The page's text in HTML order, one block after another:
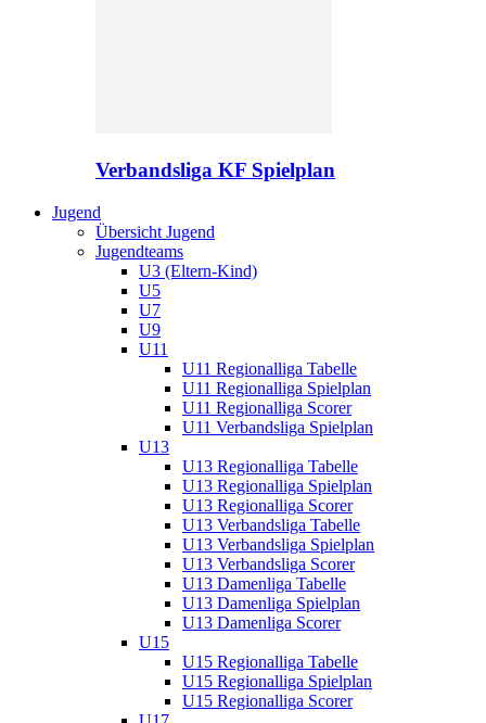
Verbandsliga KF Spielplan
Jugend
Übersicht Jugend
Jugendteams
U3 (Eltern-Kind)
U5
U7
U9
U11
U11 Regionalliga Tabelle
U11 Regionalliga Spielplan
U11 Regionalliga Scorer
U11 Verbandsliga Spielplan
U13
U13 Regionalliga Tabelle
U13 Regionalliga Spielplan
U13 Regionalliga Scorer
U13 Verbandsliga Tabelle
U13 Verbandsliga Spielplan
U13 Verbandsliga Scorer
U13 Damenliga Tabelle
U13 Damenliga Spielplan
U13 Damenliga Scorer
U15
U15 Regionalliga Tabelle
U15 Regionalliga Spielplan
U15 Regionalliga Scorer